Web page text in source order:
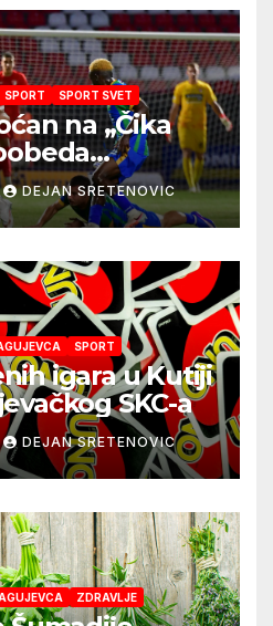
SPORT SPORT SVET
na „Čika
Dudića
DEJAN SRETENOVIC
SPORT
igara u Kutiji
SKC-a
DEJAN SRETENOVIC
ZDRAVLJE